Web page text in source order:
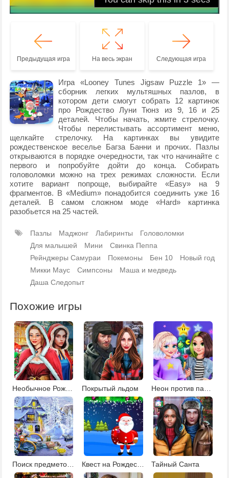
Предыдущая игра На весь экран Следующая игра
Игра «Looney Tunes Jigsaw Puzzle 1» —
сборник легких мультяшных пазлов, в
котором дети смогут собрать 12 картинок
про Рождество Луни Тюнз из 9, 16 и 25
деталей. Чтобы начать, жмите стрелочку.
Чтобы перелистывать ассортимент меню,
щелкайте стрелочку. На картинках вы увидите
рождественское веселье Багза Банни и прочих. Пазлы
открываются в порядке очередности, так что начинайте с
первого и попробуйте дойти до конца. Собирать
головоломки можно на трех режимах сложности. Если
хотите вариант попроще, выбирайте «Easy» на 9
фрагментов. В «Medium» понадобится соединить уже 16
деталей. В самом сложном моде «Hard» картинка
разобьется на 25 частей.
Пазлы Маджонг Лабиринты
Головоломки
Для малышей
Мини
Свинка Пеппа
Рейнджеры Самураи
Покемоны Бен 10
Новый год
Микки Маус
Симпсоны
Маша и медведь
Даша Следопыт
Похожие игры
Необычное Рождество Покрытый льдом Неон против пастель: декор елки
Поиск предметов на Рождество Квест на Рождество: эпизод 1 Тайный Санта